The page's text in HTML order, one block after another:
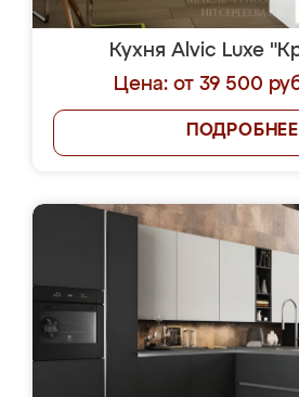
Кухня Alvic Luxe
Цена: от 39 500
ПОДРОБНЕЕ